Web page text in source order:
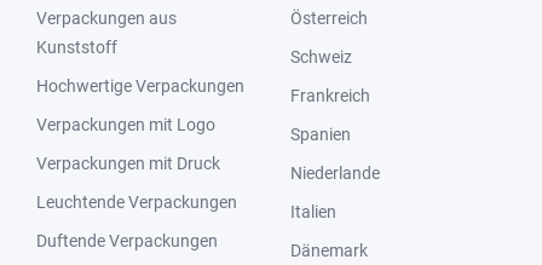
Verpackungen aus
Kunststoff
Hochwertige Verpackungen
Verpackungen mit Logo
Verpackungen mit Druck
Leuchtende Verpackungen
Duftende Verpackungen
Österreich
Schweiz
Frankreich
Spanien
Niederlande
Italien
Dänemark